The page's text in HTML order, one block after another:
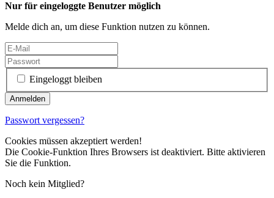
Nur für eingeloggte Benutzer möglich
Melde dich an, um diese Funktion nutzen zu können.
Eingeloggt bleiben
Passwort vergessen?
Cookies müssen akzeptiert werden!
Die Cookie-Funktion Ihres Browsers ist deaktiviert. Bitte aktivieren
Sie die Funktion.
Noch kein Mitglied?